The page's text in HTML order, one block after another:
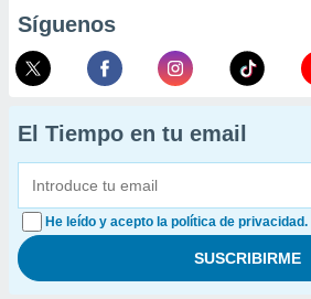
Síguenos
El Tiempo en tu email
He leído y acepto la política de privacidad.